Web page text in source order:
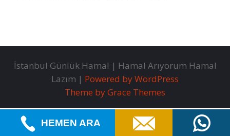
İstanbul Günlük Hamal | Hamal Arıyorum Hamal
Lazım | Powered by WordPress
Theme by Grace Themes
HEMEN ARA